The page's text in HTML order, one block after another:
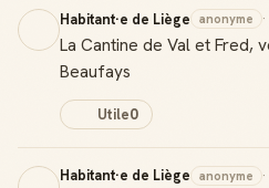
Habitant·e de Liège anonyme
La Cantine de Val et Fred,
Beaufays
Utile0
Habitant·e de Liège anonyme
Badge Guide Local
Ton statut affiché sur
Score de réputation
Gagne des points à